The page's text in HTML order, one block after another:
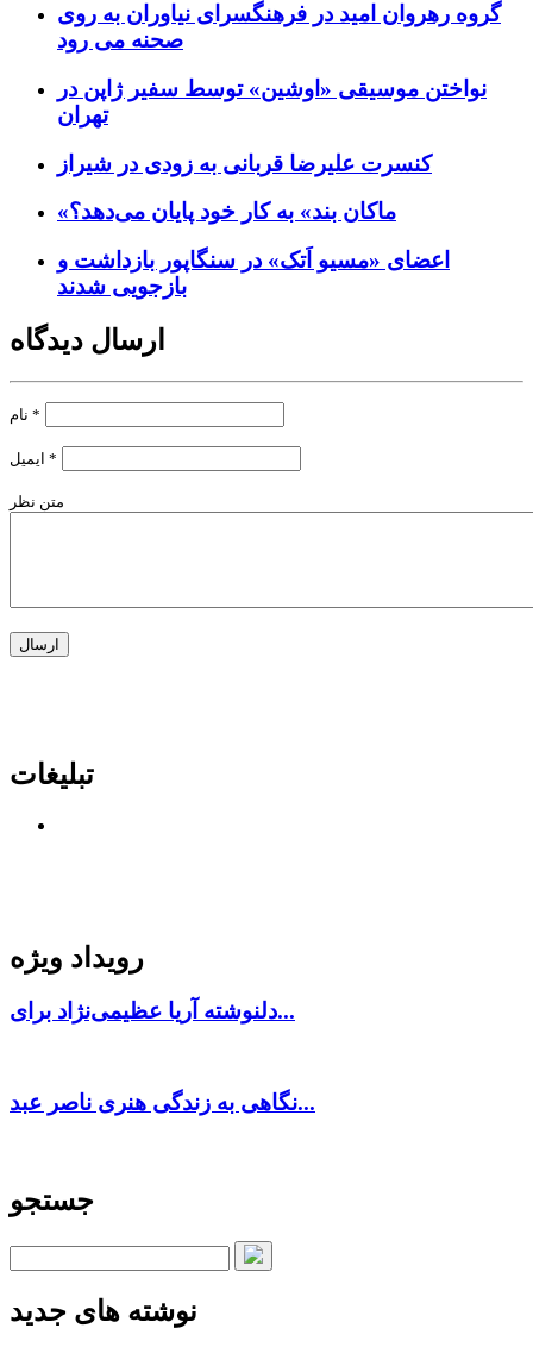
گروه رهروان امید در فرهنگسرای نیاوران به روی
صحنه می رود
نواختن موسیقی «اوشین» توسط سفیر ژاپن در
تهران
کنسرت علیرضا قربانی به زودی در شیراز
«ماکان بند» به کار خود پایان می‌دهد؟
اعضای «مسیو اَتک» در سنگاپور بازداشت و
بازجویی شدند
ارسال دیدگاه
*
*
متن نظر
تبلیغات
رویداد ویژه
دلنوشته آریا عظیمی‌نژاد برای...
نگاهی به زندگی هنری ناصر عبد...
جستجو
نوشته های جدید